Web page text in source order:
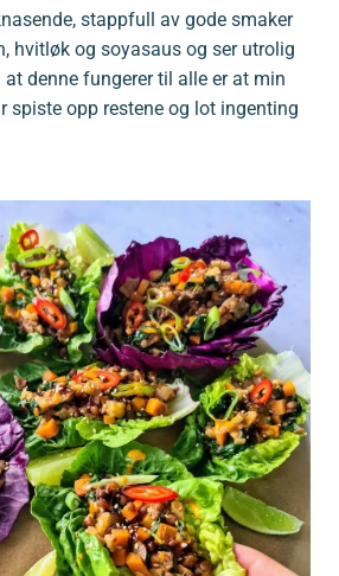
stappfull av gode smaker
hvitløk og soyasaus og ser utrolig
denne fungerer til alle er at min
spiste opp restene og lot ingenting